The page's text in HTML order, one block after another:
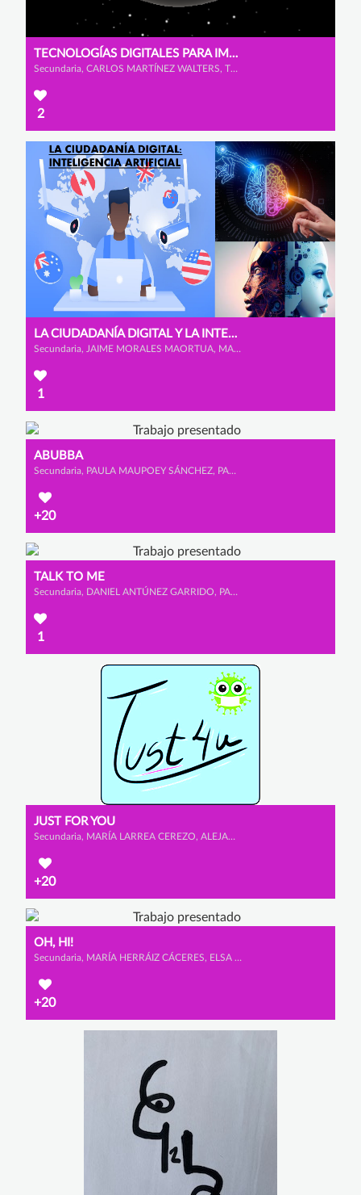
TECNOLOGÍAS DIGITALES PARA IMPULSAR LA CIUDADANÍA DIGITAL
Secundaria, CARLOS MARTÍNEZ WALTERS, TERESA YOHN MOINELO y CLARA VALENTINA DE LEÓN ÁVILA
2
LA CIUDADANÍA DIGITAL Y LA INTELIGENCIA ARTIFICIAL
Secundaria, JAIME MORALES MAORTUA, MARIO MARCOS MATEOS y ÁLVARO GONZÁLEZ BENITO
1
ABUBBA
Secundaria, PAULA MAUPOEY SÁNCHEZ, PAULA VÁZQUEZ DURÁN y LAURA FONSECA ORTÉS
+20
TALK TO ME
Secundaria, DANIEL ANTÚNEZ GARRIDO, PABLO MARTÍN BRAVO y PABLO TABOADA GONZÁLEZ
1
JUST FOR YOU
Secundaria, MARÍA LARREA CEREZO, ALEJANDRO ESCRIBANO GONZÁLEZ y ELDA MARTÍNEZ GONZÁLEZ
+20
OH, HI!
Secundaria, MARÍA HERRÁIZ CÁCERES, ELSA CALVET MARTÍNEZ y AMAIA ROSA AYERDI
+20